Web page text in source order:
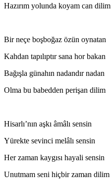
Hazırım yolunda koyam can dilim
Bir neçe boşboğaz özün oynatan
Kahdan tapılıptır sana hor bakan
Bağışla günahın nadandır nadan
Olma bu babedden perişan dilim
Hisarlı’nın aşkı âmâlı sensin
Yürekte sevinci melâlı sensin
Her zaman kaygısı hayali sensin
Unutmam seni hiçbir zaman dilim